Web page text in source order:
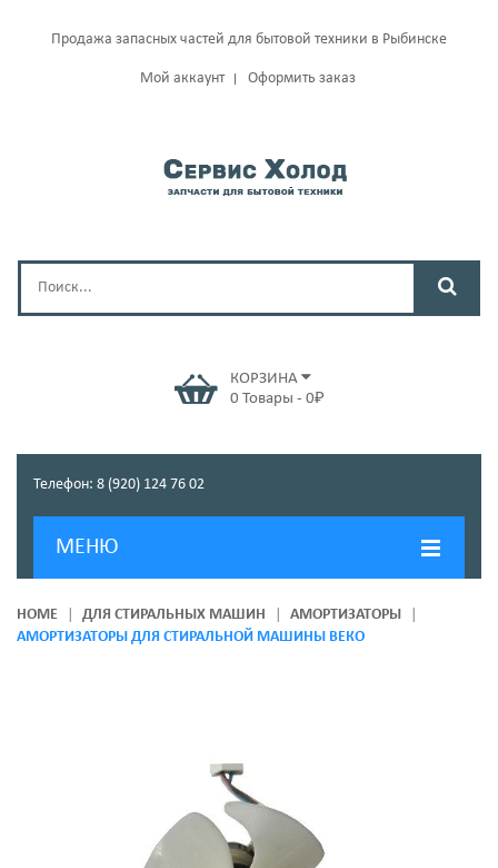
Продажа запасных частей для бытовой техники в Рыбинске
Мой аккаунт Оформить заказ
КОРЗИНА
0 Товары - 0₽
Телефон: 8 (920) 124 76 02
МЕНЮ
ГЛАВНАЯ
HOME ДЛЯ СТИРАЛЬНЫХ МАШИН
АМОРТИЗАТОРЫ
АМОРТИЗАТОРЫ ДЛЯ СТИРАЛЬНОЙ МАШИНЫ ВЕКО